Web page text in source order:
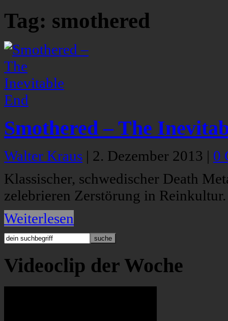
Tag: smothered
Smothered – The
Walter Kraus | 2. Dezember 2013 | 0
Klassischer, schwedischer Death
zelebrieren Zerstörung in Reinkultur.
Weiterlesen
Videoclip der Woche